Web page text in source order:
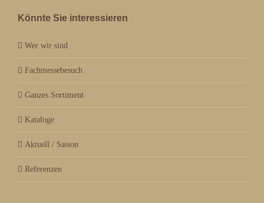
Könnte Sie interessieren
Wer wir sind
Fachmessebesuch
Ganzes Sortiment
Kataloge
Aktuell / Saison
Referenzen